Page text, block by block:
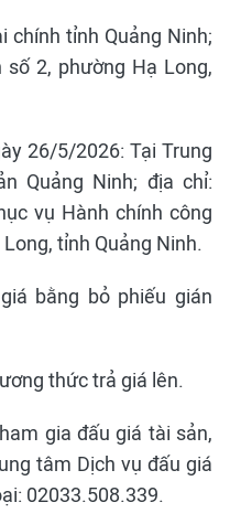
chính tỉnh Quảng Ninh;
2, phường Hạ Long,
26/5/2026: Tại Trung
Quảng Ninh; địa chỉ:
vụ Hành chính công
tỉnh Quảng Ninh.
bằng bỏ phiếu gián
thức trả giá lên.
gia đấu giá tài sản,
tâm Dịch vụ đấu giá
02033.508.339.